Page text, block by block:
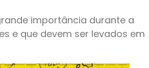
importância durante a
e que devem ser levados em